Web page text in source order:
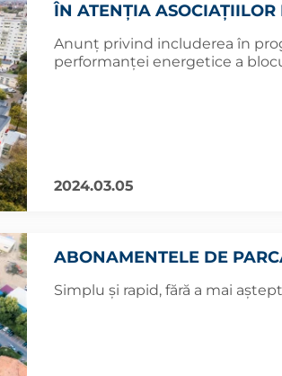
ÎN ATENȚIA ASOCIAȚIILOR
Anunț privind includerea în
performanţei energetice a
2024.03.05
ABONAMENTELE DE
Simplu și rapid, fără a mai